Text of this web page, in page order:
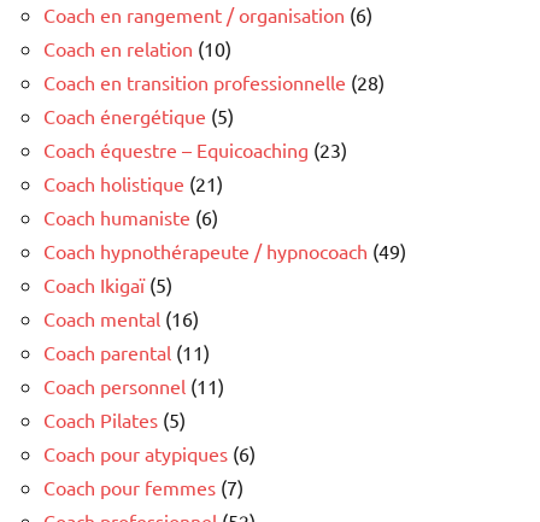
Coach en rangement / organisation (6)
Coach en relation (10)
Coach en transition professionnelle (28)
Coach énergétique (5)
Coach équestre – Equicoaching (23)
Coach holistique (21)
Coach humaniste (6)
Coach hypnothérapeute / hypnocoach (49)
Coach Ikigaï(5)
Coach mental (16)
Coach parental (11)
Coach personnel (11)
Coach Pilates (5)
Coach pour atypiques (6)
Coach pour femmes (7)